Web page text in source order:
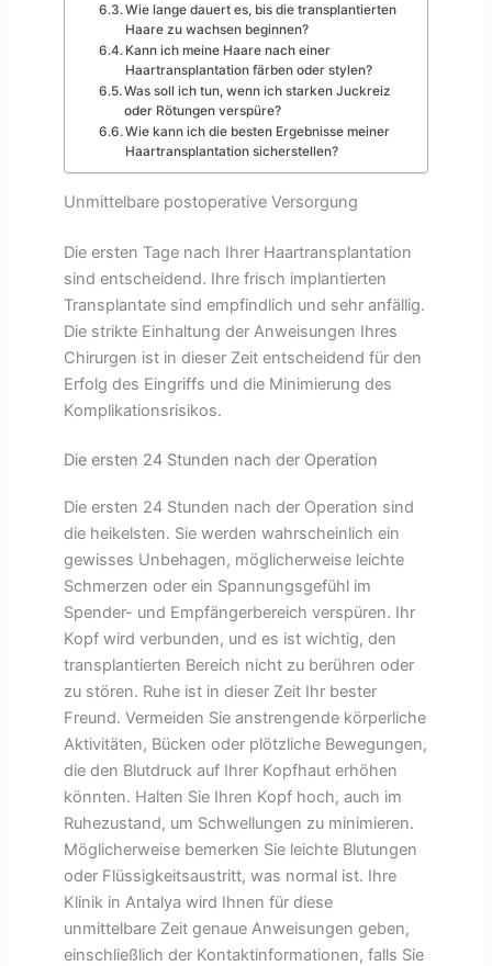
Wie lange dauert es, bis die transplantierten
Haare zu wachsen beginnen?
Kann ich meine Haare nach einer
Haartransplantation färben oder stylen?
Was soll ich tun, wenn ich starken Juckreiz
oder Rötungen verspüre?
Wie kann ich die besten Ergebnisse meiner
Haartransplantation sicherstellen?
Unmittelbare postoperative Versorgung
Die ersten Tage nach Ihrer Haartransplantation
sind entscheidend. Ihre frisch implantierten
Transplantate sind empfindlich und sehr anfällig.
Die strikte Einhaltung der Anweisungen Ihres
Chirurgen ist in dieser Zeit entscheidend für den
Erfolg des Eingriffs und die Minimierung des
Komplikationsrisikos.
Die ersten 24 Stunden nach der Operation
Die ersten 24 Stunden nach der Operation sind
die heikelsten. Sie werden wahrscheinlich ein
gewisses Unbehagen, möglicherweise leichte
Schmerzen oder ein Spannungsgefühl im
Spender- und Empfängerbereich verspüren. Ihr
Kopf wird verbunden, und es ist wichtig, den
transplantierten Bereich nicht zu berühren oder
zu stören. Ruhe ist in dieser Zeit Ihr bester
Freund. Vermeiden Sie anstrengende körperliche
Aktivitäten, Bücken oder plötzliche Bewegungen,
die den Blutdruck auf Ihrer Kopfhaut erhöhen
könnten. Halten Sie Ihren Kopf hoch, auch im
Ruhezustand, um Schwellungen zu minimieren.
Möglicherweise bemerken Sie leichte Blutungen
oder Flüssigkeitsaustritt, was normal ist. Ihre
Klinik in Antalya wird Ihnen für diese
unmittelbare Zeit genaue Anweisungen geben,
einschließlich der Kontaktinformationen, falls Sie